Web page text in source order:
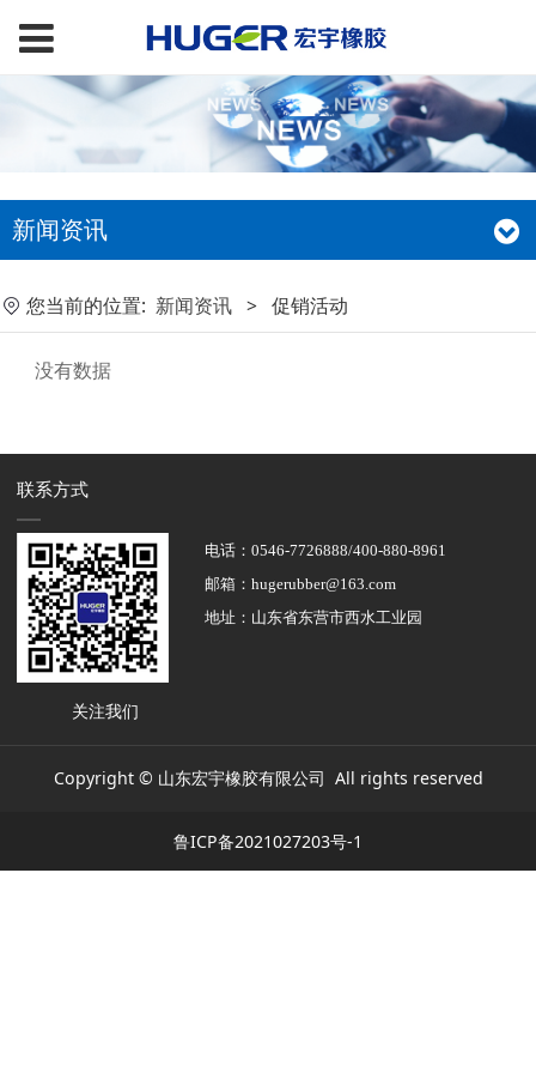
新闻资讯
您当前的位置: 新闻资讯 > 促销活动
没有数据
联系方式
关注我们
电话：0546-7726888/400-880-8961
邮箱：hugerubber@163.com
地址：山东省东营市西水工业园
Copyright © 山东宏宇橡胶有限公司 All rights reserved
鲁ICP备2021027203号-1